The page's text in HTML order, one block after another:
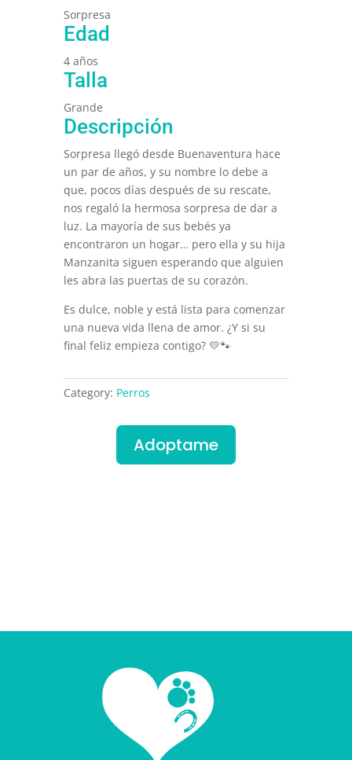
Sorpresa
Edad
4 años
Talla
Grande
Descripción
Sorpresa llegó desde Buenaventura hace
un par de años, y su nombre lo debe a
que, pocos días después de su rescate,
nos regaló la hermosa sorpresa de dar a
luz. La mayoría de sus bebés ya
encontraron un hogar… pero ella y su hija
Manzanita siguen esperando que alguien
les abra las puertas de su corazón.
Es dulce, noble y está lista para comenzar
una nueva vida llena de amor. ¿Y si su
final feliz empieza contigo? 💛🐾
Category: Perros
Adoptame